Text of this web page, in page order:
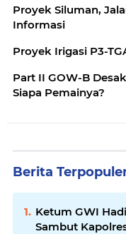
Proyek Siluman,
Informasi
Proyek Irigasi P3-
Part II GOW-B Desak Pemerintah Soal Proyek Rp. 6 M
Siapa Pemainya?
Berita
Ketum GWI
Sambut